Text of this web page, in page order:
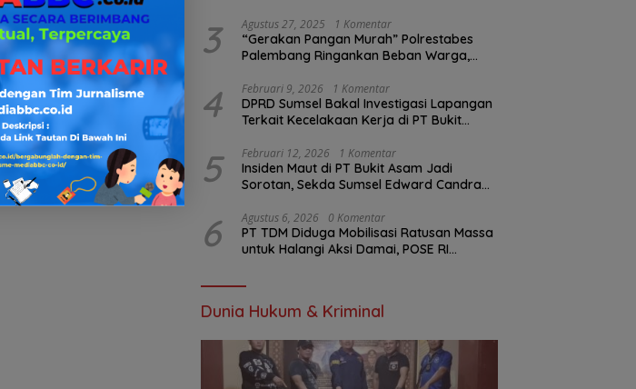
Dekky Lubay.
Pengawasan K3?
3 Agustus 27, 2025 1 Komentar
“Gerakan Pangan Murah” Polrestabes
Palembang Ringankan Beban Warga,
4 Februari 9, 2026 1 Komentar
DPRD Sumsel Bakal Investigasi Lapangan
Terkait Kecelakaan Kerja di PT Bukit
5 Februari 12, 2026 1 Komentar
Insiden Maut di PT Bukit Asam Jadi
Sorotan, Sekda Sumsel Edward Candra
6 Agustus 6, 2026 0 Komentar
PT TDM Diduga Mobilisasi Ratusan Massa
untuk Halangi Aksi Damai, POSE RI
Dunia Hukum & Kriminal